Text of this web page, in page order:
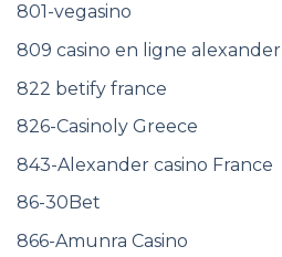
801-vegasino
809 casino en ligne alexander
822 betify france
826-Casinoly Greece
843-Alexander casino France
86-30Bet
866-Amunra Casino